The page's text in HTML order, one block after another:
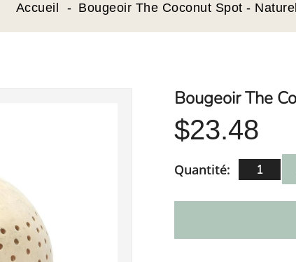
Accueil Bougeoir The Coconut Spot - Naturel
Bougeoir The
$23.48
Quantité: